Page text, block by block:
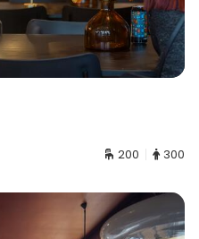
200 300